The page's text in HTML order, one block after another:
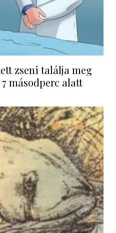
zseni találja meg
másodperc alatt